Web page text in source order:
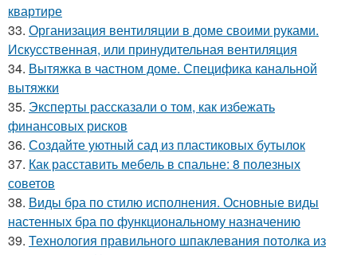
квартире
33. Организация вентиляции в доме своими руками.
Искусственная, или принудительная вентиляция
34. Вытяжка в частном доме. Специфика канальной
вытяжки
35. Эксперты рассказали о том, как избежать
финансовых рисков
36. Создайте уютный сад из пластиковых бутылок
37. Как расставить мебель в спальне: 8 полезных
советов
38. Виды бра по стилю исполнения. Основные виды
настенных бра по функциональному назначению
39. Технология правильного шпаклевания потолка из